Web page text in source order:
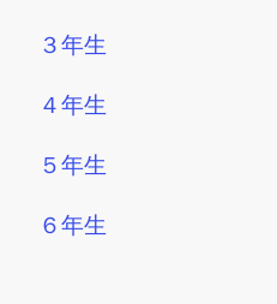
３年生
４年生
５年生
６年生